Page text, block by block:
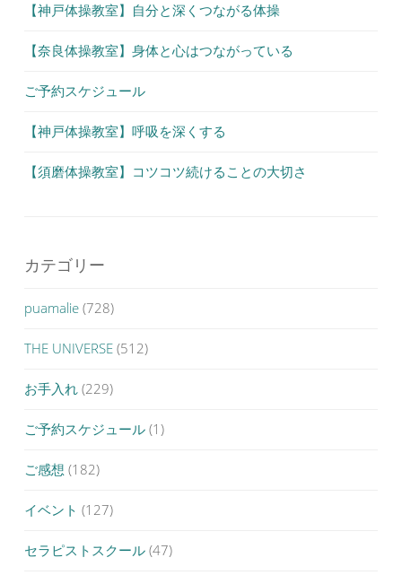
【神戸体操教室】自分と深くつながる体操
【奈良体操教室】身体と心はつながっている
ご予約スケジュール
【神戸体操教室】呼吸を深くする
【須磨体操教室】コツコツ続けることの大切さ
カテゴリー
puamalie (728)
THE UNIVERSE (512)
お手入れ (229)
ご予約スケジュール (1)
ご感想 (182)
イベント (127)
セラピストスクール (47)